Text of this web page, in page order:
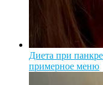
Диета при
примерное меню